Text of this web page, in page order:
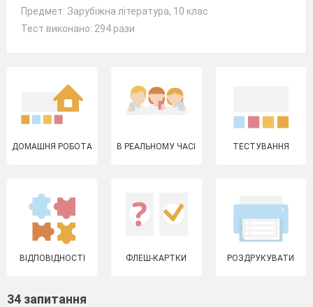
Предмет: Зарубіжна література, 10 клас
Тест виконано: 294 рази
ДОМАШНЯ РОБОТА В РЕАЛЬНОМУ ЧАСІ ТЕСТУВАННЯ
ВІДПОВІДНОСТІ ФЛЕШ-КАРТКИ РОЗДРУКУВАТИ
34 запитання